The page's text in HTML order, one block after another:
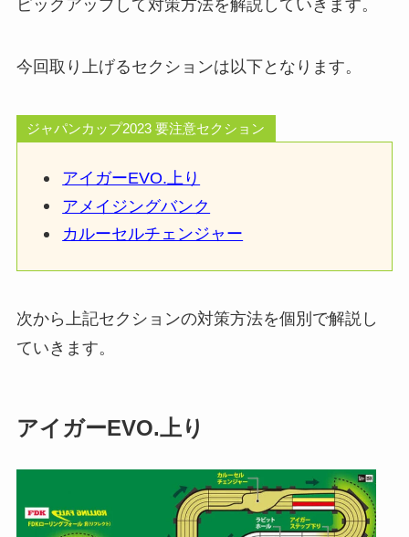
ピックアップして対策方法を解説していきます。
今回取り上げるセクションは以下となります。
ジャパンカップ2023 要注意セクション
アイガーEVO.上り
アメイジングバンク
カルーセルチェンジャー
次から上記セクションの対策方法を個別で解説し
ていきます。
アイガーEVO.上り